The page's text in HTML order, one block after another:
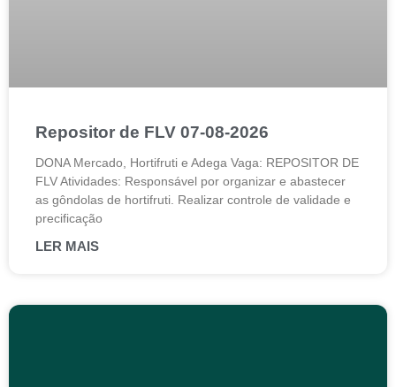
Repositor de FLV 07-08-2026
DONA Mercado, Hortifruti e Adega Vaga: REPOSITOR DE
FLV Atividades: Responsável por organizar e abastecer
as gôndolas de hortifruti. Realizar controle de validade e
precificação
LER MAIS